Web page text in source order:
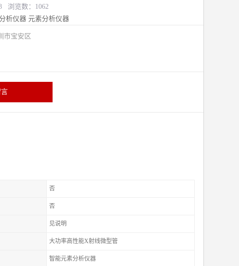
浏览数：1062
分析仪器 元素分析仪器
市宝安区
否
否
见说明
大功率高性能X射线微型管
智能元素分析仪器